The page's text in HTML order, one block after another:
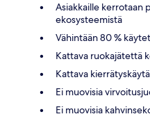
Asiakkaille kerrotaan
ekosysteemistä
Vähintään 80 %
Kattava ruokajätettä
Kattava
Ei muovisia
Ei muovisia